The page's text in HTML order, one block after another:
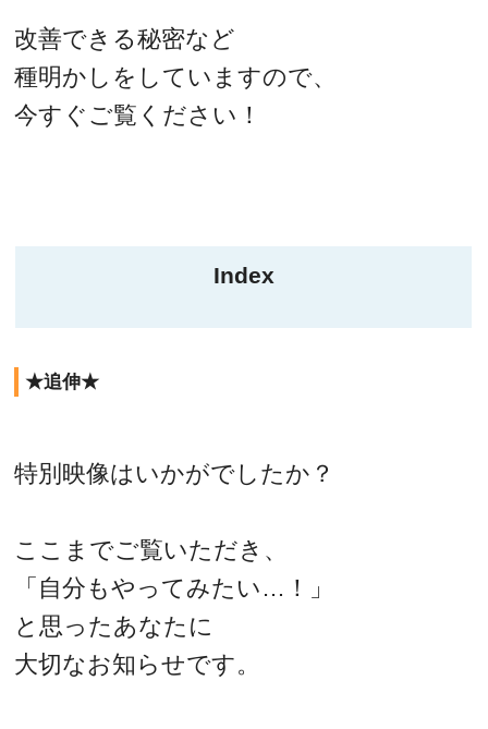
改善できる秘密など
種明かしをしていますので、
今すぐご覧ください！
Index
★追伸★
特別映像はいかがでしたか？
ここまでご覧いただき、
「自分もやってみたい…！」
と思ったあなたに
大切なお知らせです。